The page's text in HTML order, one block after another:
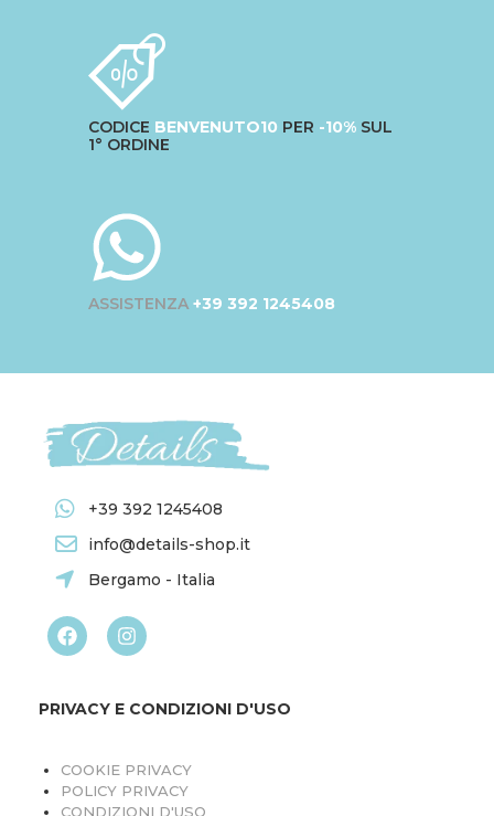
CODICE BENVENUTO10 PER -10% SUL
1° ORDINE
ASSISTENZA +39 392 1245408
+39 392 1245408
info@details-shop.it
Bergamo - Italia
PRIVACY E CONDIZIONI D'USO
COOKIE PRIVACY
POLICY PRIVACY
CONDIZIONI D'USO